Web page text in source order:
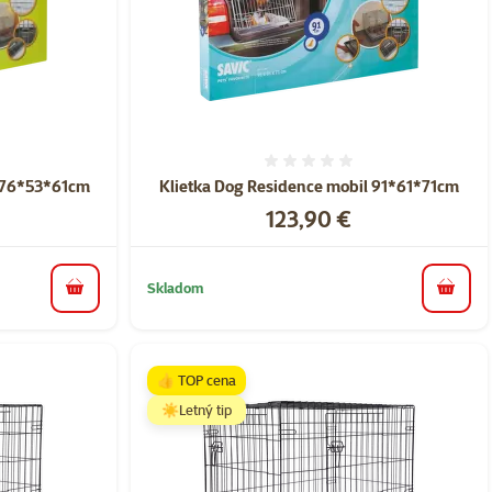
do košíka
Klietka Dog Residence mobil 91*61*71cm
Cena
123,90 €
Skladom do
👍 TOP cena
☀️Letný tip